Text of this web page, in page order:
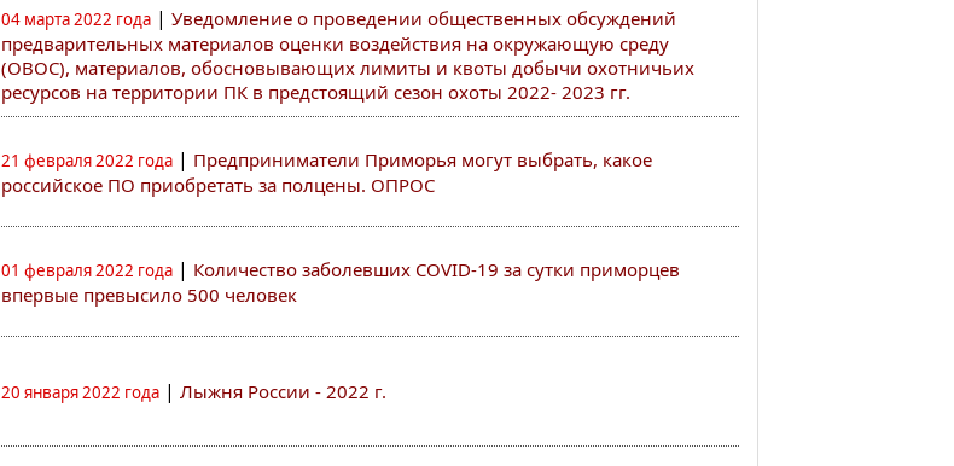
04 марта 2022 года | Уведомление о проведении общественных обсуждений
предварительных материалов оценки воздействия на окружающую среду
(ОВОС), материалов, обосновывающих лимиты и квоты добычи охотничьих
ресурсов на территории ПК в предстоящий сезон охоты 2022- 2023 гг.
21 февраля 2022 года | Предприниматели Приморья могут выбрать, какое
российское ПО приобретать за полцены. ОПРОС
01 февраля 2022 года | Количество заболевших COVID-19 за сутки приморцев
впервые превысило 500 человек
20 января 2022 года | Лыжня России - 2022 г.